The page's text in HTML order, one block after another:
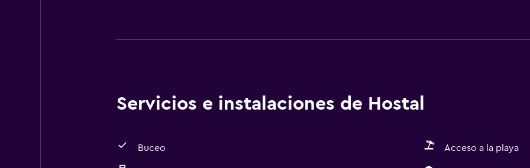
Servicios e instalaciones de Hostal
Buceo Acceso a la playa